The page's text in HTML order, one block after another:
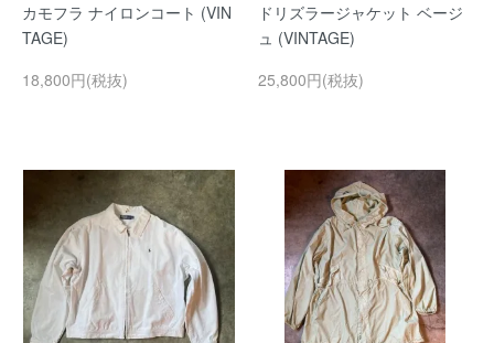
カモフラ ナイロンコート (VIN
TAGE)
18,800円(税抜)
ドリズラージャケット ベージ
ュ (VINTAGE)
25,800円(税抜)